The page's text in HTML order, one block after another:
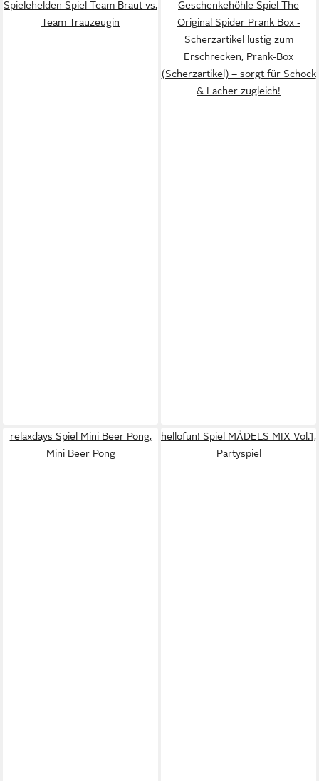
Spielehelden Spiel Team Braut vs.
Team Trauzeugin
Geschenkehöhle Spiel The
Original Spider Prank Box -
Scherzartikel lustig zum
Erschrecken, Prank-Box
(Scherzartikel) – sorgt für Schock
& Lacher zugleich!
relaxdays Spiel Mini Beer Pong,
Mini Beer Pong
hellofun! Spiel MÄDELS MIX Vol.1,
Partyspiel